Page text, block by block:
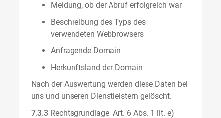
Meldung, ob der Abruf erfolgreich war
Beschreibung des Typs des
verwendeten Webbrowsers
Anfragende Domain
Herkunftsland der Domain
Nach der Auswertung werden diese Daten bei
uns und unseren Dienstleistern gelöscht.
7.3.3 Rechtsgrundlage: Art. 6 Abs. 1 lit. e)